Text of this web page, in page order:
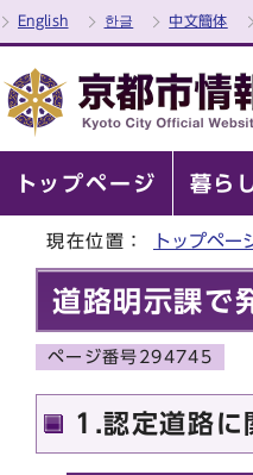
English 한글 中文簡体
トップページ 暮ら
現在位置： トップペー
道路明示課で
ページ番号294745
1.認定道路に